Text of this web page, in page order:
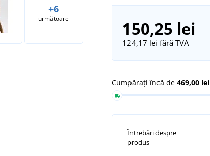
+6
următoare 150,25 lei
124,17 lei fără TVA
Cumpărați încă de 469,00 lei
Întrebări despre
produs